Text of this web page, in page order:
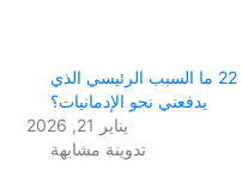
22 ما السبب الرئيسي الذي
يدفعني نحو الإدمانيات؟
يناير 21, 2026
تدوينة مشابهة